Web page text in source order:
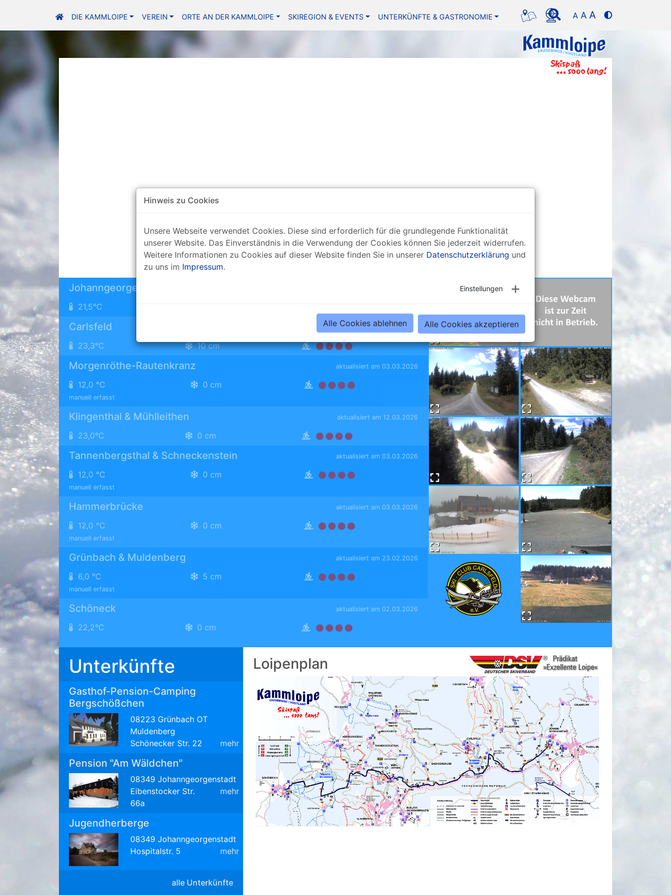
A A A
DIE KAMMLOIPE VEREIN ORTE AN DER KAMMLOIPE SKIREGION & EVENTS UNTERKÜNFTE & GASTRONOMIE
Johanngeorgenstadt
21,5°C
Carlsfeld aktualisiert am 23.02.2026
23,3°C 10 cm
Morgenröthe-Rautenkranz aktualisiert am 03.03.2026
12,0 °C
manuell erfasst
0 cm
Klingenthal & Mühlleithen aktualisiert am 12.03.2026
23,0°C 0 cm
Tannenbergsthal & Schneckenstein aktualisiert am 03.03.2026
12,0 °C
manuell erfasst
0 cm
Hammerbrücke aktualisiert am 03.03.2026
12,0 °C
manuell erfasst
0 cm
Grünbach & Muldenberg aktualisiert am 23.02.2026
6,0 °C
manuell erfasst
5 cm
Schöneck aktualisiert am 02.03.2026
22,2°C 0 cm
Unterkünfte
Gasthof-Pension-Camping
Bergschößchen
08223 Grünbach OT
Muldenberg
Schönecker Str. 22
mehr
Pension "Am Wäldchen"
08349 Johanngeorgenstadt
Eibenstocker Str.
66a
mehr
Jugendherberge
08349 Johanngeorgenstadt
Hospitalstr. 5
mehr
alle Unterkünfte
Loipenplan
Hinweis zu Cookies
Unsere Webseite verwendet Cookies. Diese sind erforderlich für die grundlegende Funktionalität
unserer Website. Das Einverständnis in die Verwendung der Cookies können Sie jederzeit widerrufen.
Weitere Informationen zu Cookies auf dieser Website finden Sie in unserer Datenschutzerklärung und
zu uns im Impressum.
Einstellungen
Alle Cookies ablehnen Alle Cookies akzeptieren